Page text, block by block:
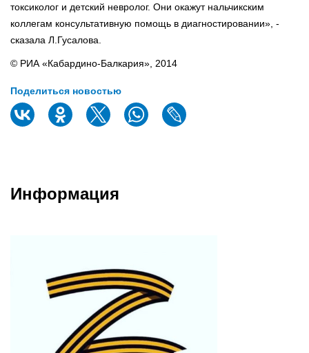
токсиколог и детский невролог. Они окажут нальчикским
коллегам консультативную помощь в диагностировании», -
сказала Л.Гусалова.
© РИА «Кабардино-Балкария», 2014
Поделиться новостью
Информация